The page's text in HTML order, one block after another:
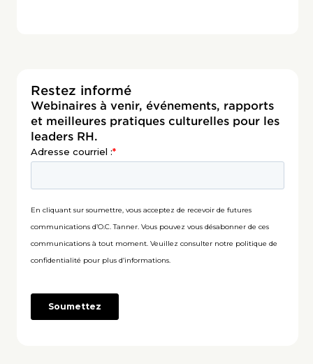
Restez informé
Webinaires à venir, événements, rapports
et meilleures pratiques culturelles pour les
leaders RH.